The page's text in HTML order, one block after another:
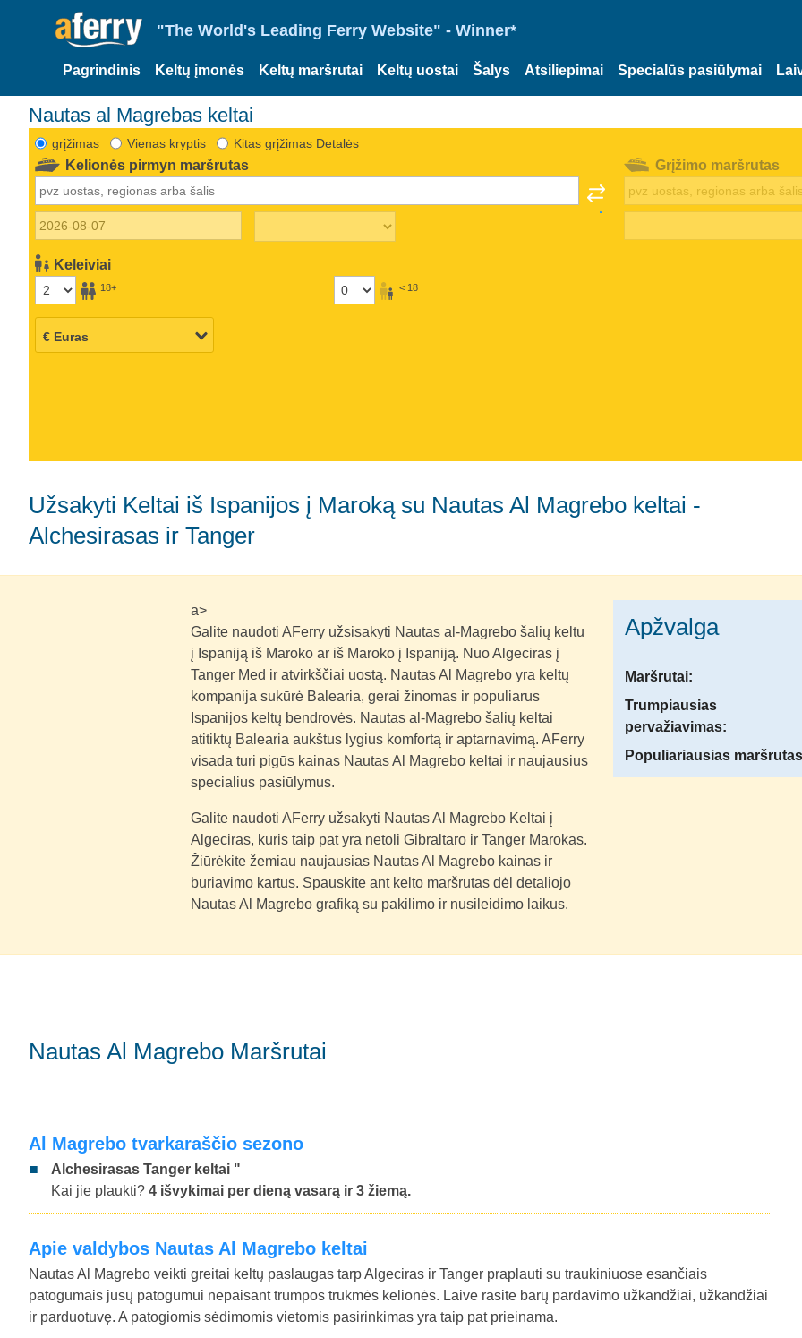
"The World's Leading Ferry Website" - Winner*
Pagrindinis Keltų įmonės Keltų maršrutai Keltų uostai Šalys Atsiliepimai Specialūs pasiūlymai
Nautas al Magrebas keltai
grįžimas Vienas kryptis Kitas grįžimas Detalės
Kelionės pirmyn maršrutas
Keleiviai
18+ < 18
Grįžimo maršrutas
Užsakyti Keltai iš Ispanijos į Maroką su Nautas Al Magrebo keltai -
Alchesirasas ir Tanger
a>
Galite naudoti AFerry užsisakyti Nautas al-Magrebo šalių keltu
į Ispaniją iš Maroko ar iš Maroko į Ispaniją. Nuo Algeciras į
Tanger Med ir atvirkščiai uostą. Nautas Al Magrebo yra keltų
kompanija sukūrė Balearia, gerai žinomas ir populiarus
Ispanijos keltų bendrovės. Nautas al-Magrebo šalių keltai
atitiktų Balearia aukštus lygius komfortą ir aptarnavimą. AFerry
visada turi pigūs kainas Nautas Al Magrebo keltai ir naujausius
specialius pasiūlymus.
Galite naudoti AFerry užsakyti Nautas Al Magrebo Keltai į
Algeciras, kuris taip pat yra netoli Gibraltaro ir Tanger Marokas.
Žiūrėkite žemiau naujausias Nautas Al Magrebo kainas ir
buriavimo kartus. Spauskite ant kelto maršrutas dėl detaliojo
Nautas Al Magrebo grafiką su pakilimo ir nusileidimo laikus.
Apžvalga
Maršrutai:
Trumpiausias
pervažiavimas:
Populiariausias
Nautas Al Magrebo Maršrutai
Al Magrebo tvarkaraščio sezono
Alchesirasas Tanger keltai "
Kai jie plaukti? 4 išvykimai per dieną vasarą ir 3 žiemą.
Apie valdybos Nautas Al Magrebo keltai
Nautas Al Magrebo veikti greitai keltų paslaugas tarp Algeciras ir Tanger praplauti su traukiniuose esančiais
patogumais jūsų patogumui nepaisant trumpos trukmės kelionės. Laive rasite barų pardavimo užkandžiai, užkandžiai
ir parduotuvę. A patogiomis sėdimomis vietomis pasirinkimas yra taip pat prieinama.